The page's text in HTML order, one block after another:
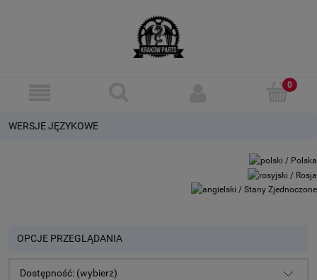
WERSJE JĘZYKOWE
OPCJE PRZEGLĄDANIA
Dostępność: (wybierz)